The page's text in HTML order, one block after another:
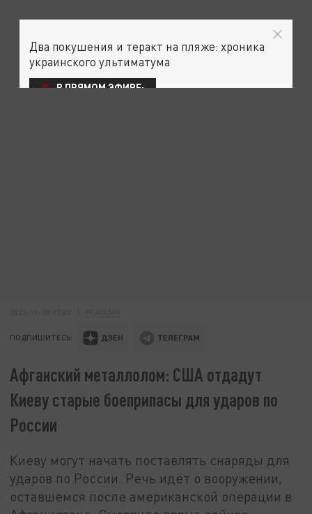
ПОДПИШИТЕСЬ:
Афганский металлолом: США отдадут
Киеву старые боеприпасы для ударов по
России
Киеву могут начать поставлять снаряды для
ударов по России. Речь идёт о вооружении,
оставшемся после американской операции в
Два покушения и теракт на пляже: хроника
украинского ультиматума
В ПРЯМОМ ЭФИРЕ: